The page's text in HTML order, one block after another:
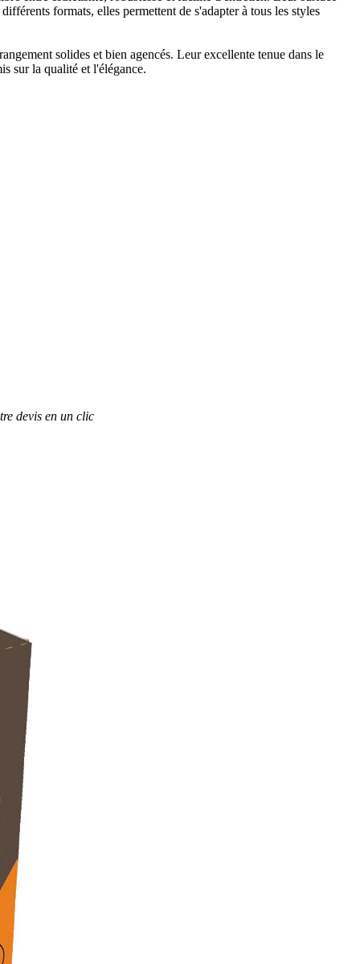
formats, elles permettent de s'adapter à tous les styles
solides et bien agencés. Leur excellente tenue dans le
sur la qualité et l'élégance.
devis en un clic